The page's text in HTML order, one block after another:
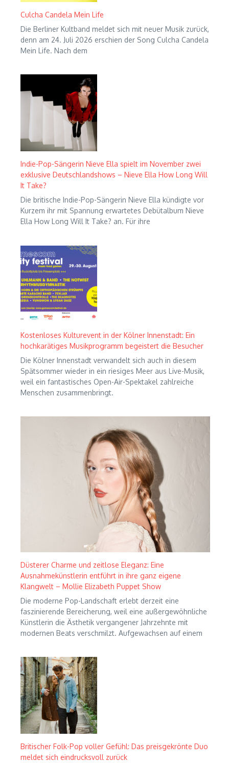
Culcha Candela Mein Life
Die Berliner Kultband meldet sich mit neuer Musik zurück,
denn am 24. Juli 2026 erschien der Song Culcha Candela
Mein Life. Nach dem
Indie-Pop-Sängerin Nieve Ella spielt im November zwei
exklusive Deutschlandshows – Nieve Ella How Long Will
It Take?
Die britische Indie-Pop-Sängerin Nieve Ella kündigte vor
Kurzem ihr mit Spannung erwartetes Debütalbum Nieve
Ella How Long Will It Take? an. Für ihre
Kostenloses Kulturevent in der Kölner Innenstadt: Ein
hochkarätiges Musikprogramm begeistert die Besucher
Die Kölner Innenstadt verwandelt sich auch in diesem
Spätsommer wieder in ein riesiges Meer aus Live-Musik,
weil ein fantastisches Open-Air-Spektakel zahlreiche
Menschen zusammenbringt.
Düsterer Charme und zeitlose Eleganz: Eine
Ausnahmekünstlerin entführt in ihre ganz eigene
Klangwelt – Mollie Elizabeth Puppet Show
Die moderne Pop-Landschaft erlebt derzeit eine
faszinierende Bereicherung, weil eine außergewöhnliche
Künstlerin die Ästhetik vergangener Jahrzehnte mit
modernen Beats verschmilzt. Aufgewachsen auf einem
Britischer Folk-Pop voller Gefühl: Das preisgekrönte Duo
meldet sich eindrucksvoll zurück